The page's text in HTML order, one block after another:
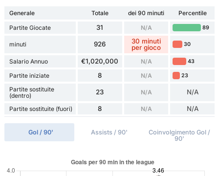
Generale Totale dei 90 minuti
Percentile
Partite Giocate
31 N/A 89
minuti 926
30 minuti
per gioco
30
Salario Annuo €1,020,000 N/A 43
Partite iniziate 8 N/A 23
Partite sostituite
(dentro)
23 N/A N/A
Partite sostituite (fuori) 8 N/A N/A
Gol / 90' Assists / 90'
Coinvolgimento Gol /
90'